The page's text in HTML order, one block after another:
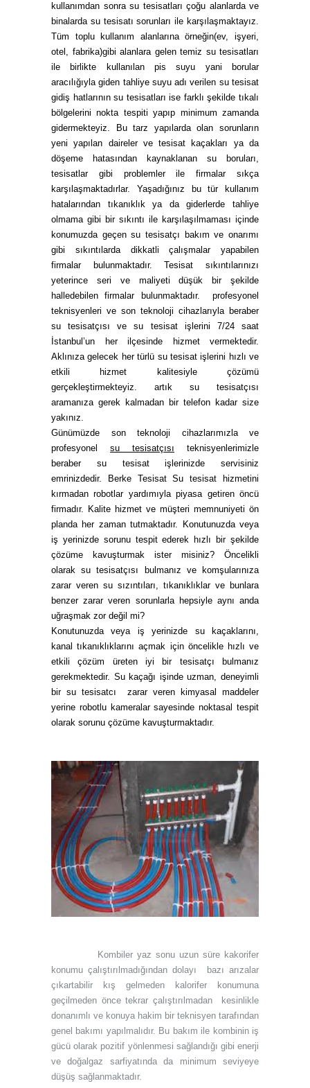
kullanımdan sonra su tesisatları çoğu alanlarda ve
binalarda su tesisatı sorunları ile karşılaşmaktayız.
Tüm toplu kullanım alanlarına örneğin(ev, işyeri,
otel, fabrika)gibi alanlara gelen temiz su tesisatları
ile birlikte kullanılan pis suyu yani borular
aracılığıyla giden tahliye suyu adı verilen su tesisat
gidiş hatlarının su tesisatları ise farklı şekilde tıkalı
bölgelerini nokta tespiti yapıp minimum zamanda
gidermekteyiz. Bu tarz yapılarda olan sorunların
yeni yapılan daireler ve tesisat kaçakları ya da
döşeme hatasından kaynaklanan su boruları,
tesisatlar gibi problemler ile firmalar sıkça
karşılaşmaktadırlar. Yaşadığınız bu tür kullanım
hatalarından tıkanıklık ya da giderlerde tahliye
olmama gibi bir sıkıntı ile karşılaşılmaması içinde
konumuzda geçen su tesisatçı bakım ve onarımı
gibi sıkıntılarda dikkatli çalışmalar yapabilen
firmalar bulunmaktadır. Tesisat sıkıntılarınızı
yeterince seri ve maliyeti düşük bir şekilde
halledebilen firmalar bulunmaktadır.
profesyonel
teknisyenleri ve son teknoloji cihazlarıyla beraber
su tesisatçısı ve su tesisat işlerini 7/24 saat
İstanbul’un her ilçesinde hizmet vermektedir.
Aklınıza gelecek her türlü su tesisat işlerini hızlı ve
etkili hizmet kalitesiyle çözümü
gerçekleştirmekteyiz. artık su tesisatçısı
aramanıza gerek kalmadan bir telefon kadar size
yakınız.
Günümüzde son teknoloji cihazlarımızla ve
profesyonel
su tesisatçısı
teknisyenlerimizle
beraber su tesisat işlerinizde servisiniz
emrinizdedir. Berke Tesisat Su tesisat hizmetini
kırmadan robotlar yardımıyla piyasa getiren öncü
firmadır. Kalite hizmet ve müşteri memnuniyeti ön
planda her zaman tutmaktadır. Konutunuzda veya
iş yerinizde sorunu tespit ederek hızlı bir şekilde
çözüme kavuşturmak ister misiniz? Öncelikli
olarak su tesisatçısı
bulmanız ve komşularınıza
zarar veren su sızıntıları, tıkanıklıklar ve bunlara
benzer zarar veren sorunlarla hepsiyle aynı anda
uğraşmak zor değil mi?
Konutunuzda veya iş yerinizde su kaçaklarını,
kanal tıkanıklıklarını açmak için öncelikle hızlı ve
etkili çözüm üreten iyi bir tesisatçı bulmanız
gerekmektedir. Su kaçağı işinde uzman, deneyimli
bir su tesisatcı
zarar veren kimyasal maddeler
yerine robotlu kameralar sayesinde noktasal tespit
olarak sorunu çözüme kavuşturmaktadır.
Kombiler yaz sonu uzun süre kakorifer
konumu çalıştırılmadığından dolayı bazı arızalar
çıkartabilir kış gelmeden kalorifer konumuna
geçilmeden önce tekrar çalıştırılmadan kesinlikle
donanımlı ve konuya hakim bir teknisyen tarafından
genel bakımı yapılmalıdır. Bu bakım ile kombinin iş
gücü olarak pozitif yönlenmesi sağlandığı gibi enerji
ve doğalgaz sarfiyatında da minimum seviyeye
düşüş sağlanmaktadır.